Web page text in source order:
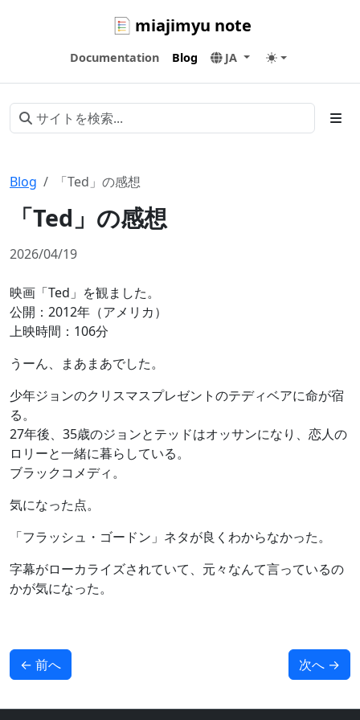
miajimyu note
Documentation Blog JA
Blog 「Ted」の感想
「Ted」の感想
2026/04/19
映画「Ted」を観ました。
公開：2012年（アメリカ）
上映時間：106分
うーん、まあまあでした。
少年ジョンのクリスマスプレゼントのテディベアに命が宿
る。
27年後、35歳のジョンとテッドはオッサンになり、恋人の
ロリーと一緒に暮らしている。
ブラックコメディ。
気になった点。
「フラッシュ・ゴードン」ネタが良くわからなかった。
字幕がローカライズされていて、元々なんて言っているの
かが気になった。
← 前へ 次へ →